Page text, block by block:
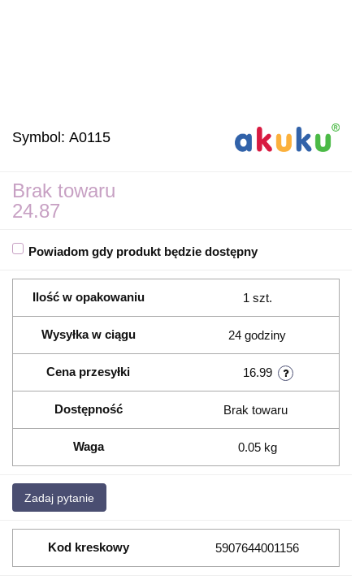
Symbol: A0115
Brak towaru
24.87
Powiadom gdy produkt będzie dostępny
Ilość w opakowaniu 1 szt.
Wysyłka w ciągu 24 godziny
Cena przesyłki 16.99
Dostępność Brak towaru
Waga 0.05 kg
Zadaj pytanie
Kod kreskowy 5907644001156